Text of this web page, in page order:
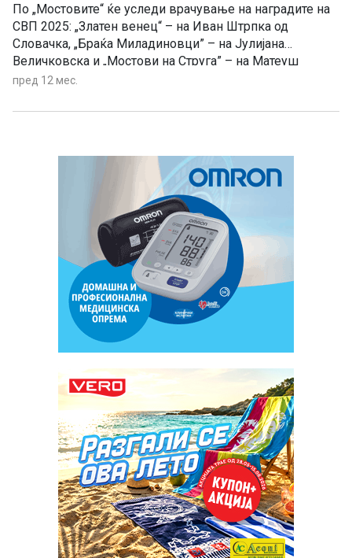
По „Мостовите“ ќе уследи врачување на наградите на
СВП 2025: „Златен венец“ – на Иван Штрпка од
Словачка, „Браќа Миладиновци” – на Јулијана
Величковска и „Мостови на Струга” – на Матеуш
Шимчик од Полска.
пред 12 мес.